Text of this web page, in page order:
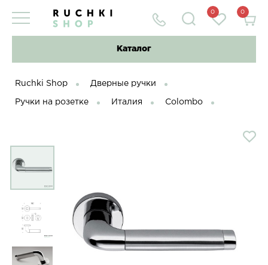
0 0
Каталог
Ruchki Shop Дверные ручки
Ручки на розетке Италия Colombo